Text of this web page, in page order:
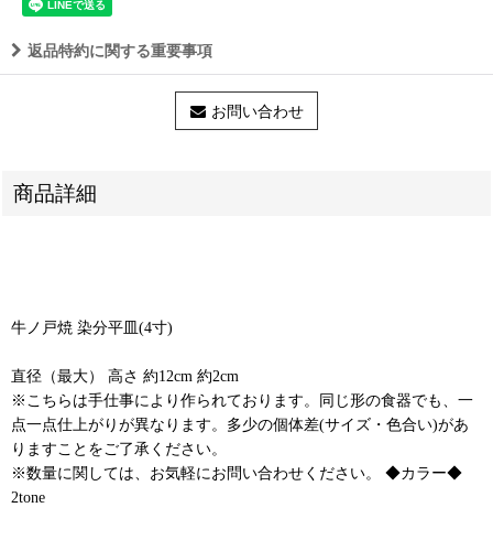
返品特約に関する重要事項
お問い合わせ
商品詳細
牛ノ戸焼 染分平皿(4寸)
直径（最大） 高さ 約12cm 約2cm
※こちらは手仕事により作られております。同じ形の食器でも、一
点一点仕上がりが異なります。多少の個体差(サイズ・色合い)があ
りますことをご了承ください。
※数量に関しては、お気軽にお問い合わせください。 ◆カラー◆
2tone